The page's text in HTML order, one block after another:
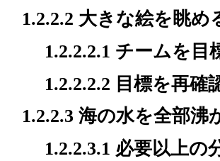
1.2.2.2 大きな絵を眺め
1.2.2.2.1 チームを
1.2.2.2.2 目標を再
1.2.2.3 海の水を全部沸
1.2.2.3.1 必要以上の